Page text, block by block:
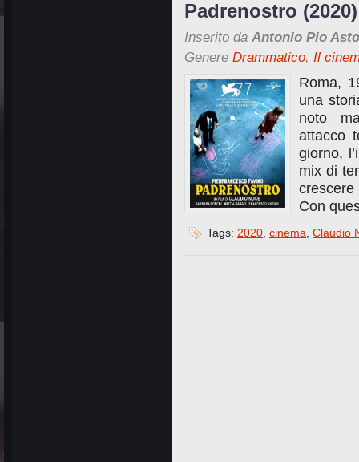
Padrenostro (2020)
Inserito da Antonio Pio
Genere Drammatico, Il
Roma,
una
noto
attacco
giorno,
mix di
crescere
Con
Tags: 2020, cinema, Claudio